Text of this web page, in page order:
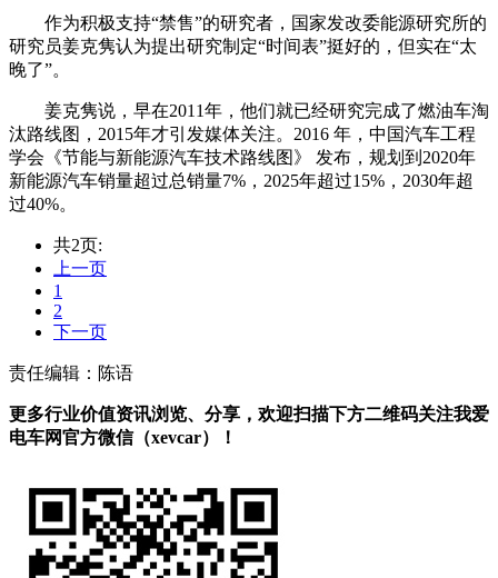
作为积极支持“禁售”的研究者，国家发改委能源研究所的
研究员姜克隽认为提出研究制定“时间表”挺好的，但实在“太
晚了”。
姜克隽说，早在2011年，他们就已经研究完成了燃油车淘
汰路线图，2015年才引发媒体关注。2016 年，中国汽车工程
学会《节能与新能源汽车技术路线图》 发布，规划到2020年
新能源汽车销量超过总销量7%，2025年超过15%，2030年超
过40%。
共2页:
上一页
1
2
下一页
责任编辑：陈语
更多行业价值资讯浏览、分享，欢迎扫描下方二维码关注我爱
电车网官方微信（xevcar）！